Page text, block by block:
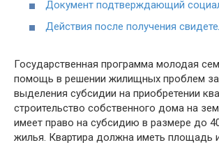
Документ подтверждающий
Действия после получения
Государственная программа молодая
помощь в решении жилищных проблем за
выделения субсидии на приобретении
строительство собственного дома на
имеет право на субсидию в размере до
жилья. Квартира должна иметь площадь